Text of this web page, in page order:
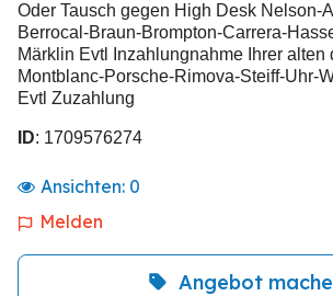
Oder Tausch gegen High Desk Nelson-
Berrocal-Braun-Brompton-Carrera-
Märklin Evtl Inzahlungnahme Ihrer alten
Montblanc-Porsche-Rimova-Steiff-Uhr-
Evtl Zuzahlung
ID: 1709576274
Ansichten: 0
Melden
Angebot